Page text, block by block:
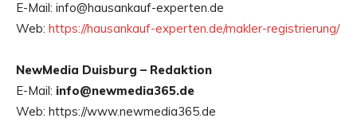
E-Mail: info@hausankauf-experten.de
Web: https://hausankauf-experten.de/makler-registrierung/
NewMedia Duisburg – Redaktion
E-Mail: info@newmedia365.de
Web: https://www.newmedia365.de